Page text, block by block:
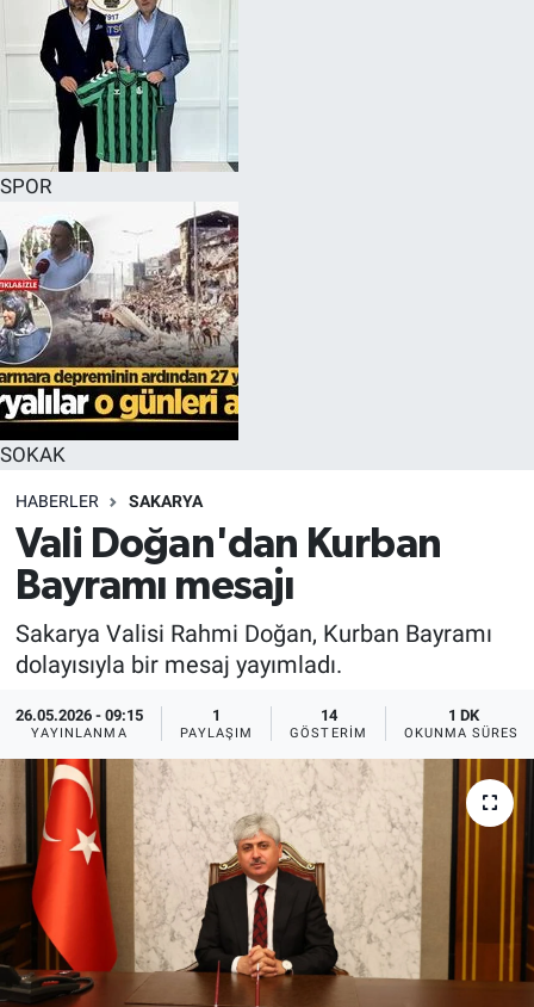
SPOR
SOKAK
HABERLER SAKARYA
Vali Doğan'dan Kurban
Bayramı mesajı
Sakarya Valisi Rahmi Doğan, Kurban Bayramı
dolayısıyla bir mesaj yayımladı.
26.05.2026 - 09:15
YAYINLANMA
1
PAYLAŞIM
14
GÖSTERIM
1 DK
OKUNMA SÜRESI